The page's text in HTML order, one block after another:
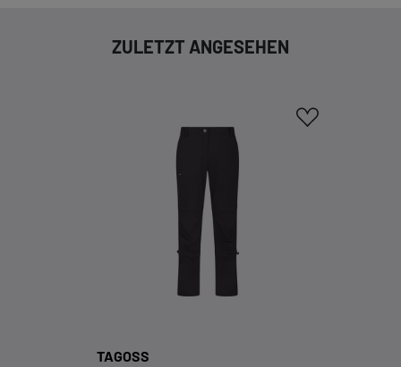
Cookie-Informationen anzeigen
Wir möchten die Bedienung dieses Shops für
Cookie-Informationen anzeigen
Inhalte von externen Dienstleistern wie Google,
ZULETZT ANGESEHEN
TAGOSS